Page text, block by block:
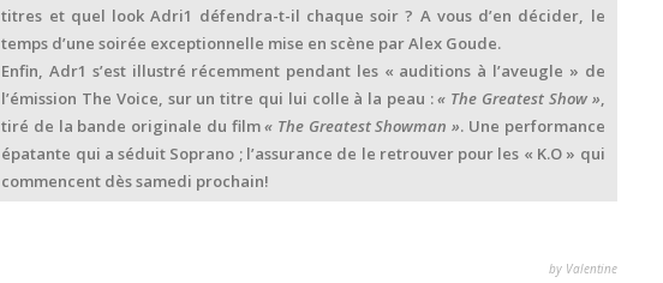
titres et quel look Adri1 défendra-t-il chaque soir ? A vous d’en décider, le
temps d’une soirée exceptionnelle mise en scène par Alex Goude.
Enfin, Adr1 s’est illustré récemment pendant les « auditions à l’aveugle » de
l’émission The Voice, sur un titre qui lui colle à la peau :« The Greatest Show »,
tiré de la bande originale du film« The Greatest Showman ». Une performance
épatante qui a séduit Soprano ; l’assurance de le retrouver pour les « K.O » qui
commencent dès samedi prochain!
by Valentine